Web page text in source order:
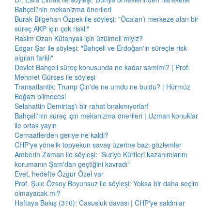
Bahçeli'nin mekanizma önerileri
Burak Bilgehan Özpek ile söyleşi: "Öcalan’ı merkeze alan bir
süreç AKP için çok riskli"
Rasim Ozan Kütahyalı için üzülmeli miyiz?
Edgar Şar ile söyleşi: "Bahçeli ve Erdoğan'ın süreçte risk
algıları farklı"
Devlet Bahçeli süreç konusunda ne kadar samimi? | Prof.
Mehmet Gürses ile söyleşi
Transatlantik: Trump Çin'de ne umdu ne buldu? | Hürmüz
Boğazı bilmecesi
Selahattin Demirtaş'ı bir rahat bırakmıyorlar!
Bahçeli'nin süreç için mekanizma önerileri | Uzman konuklar
ile ortak yayın
Cemaatlerden geriye ne kaldı?
CHP'ye yönelik topyekun savaş üzerine bazı gözlemler
Amberin Zaman ile söyleşi: "Suriye Kürtleri kazanımlarını
korumanın Şam'dan geçtiğini kavradı"
Evet, hedefte Özgür Özel var
Prof. Şule Özsoy Boyunsuz ile söyleşi: Yoksa bir daha seçim
olmayacak mı?
Haftaya Bakış (316): Casusluk davası | CHP'ye saldırılar